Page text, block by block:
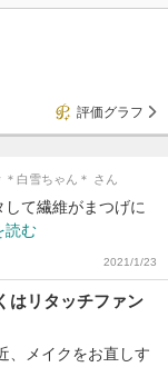
評価グラフ
＊白雪ちゃん＊ さん
て繊維がまつげに
読む
2021/1/23
はリタッチファン
、メイクをお直しす